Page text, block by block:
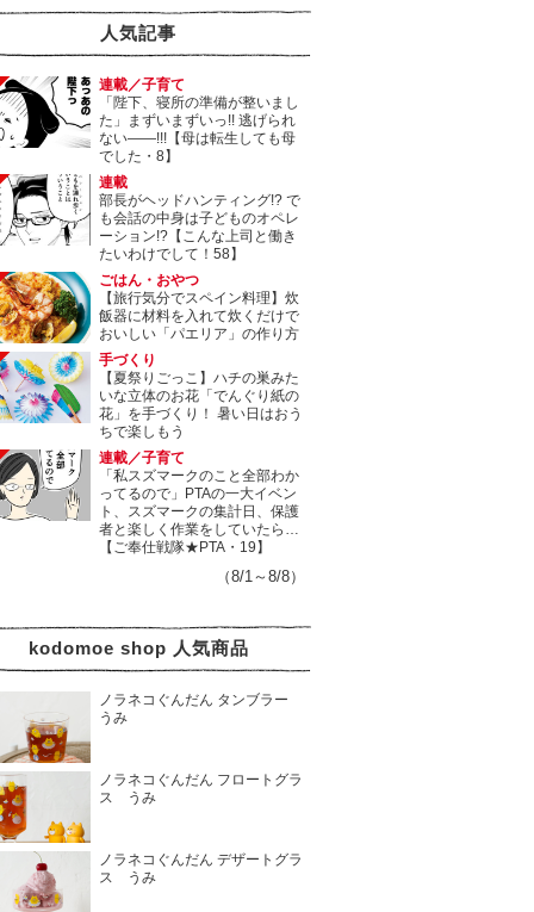
人気記事
連載／子育て
「陛下、寝所の準備が整いまし
た」まずいまずいっ!! 逃げられ
ない――!!!【母は転生しても母
でした・8】
連載
部長がヘッドハンティング!? で
も会話の中身は子どものオペレ
ーション!?【こんな上司と働き
たいわけでして！58】
ごはん・おやつ
【旅行気分でスペイン料理】炊
飯器に材料を入れて炊くだけで
おいしい「パエリア」の作り方
手づくり
【夏祭りごっこ】ハチの巣みた
いな立体のお花「でんぐり紙の
花」を手づくり！ 暑い日はおう
ちで楽しもう
連載／子育て
「私スズマークのこと全部わか
ってるので」PTAの一大イベン
ト、スズマークの集計日、保護
者と楽しく作業をしていたら…
【ご奉仕戦隊★PTA・19】
（8/1～8/8）
kodomoe shop 人気商品
ノラネコぐんだん タンブラー
うみ
ノラネコぐんだん フロートグラ
ス うみ
ノラネコぐんだん デザートグラ
ス うみ